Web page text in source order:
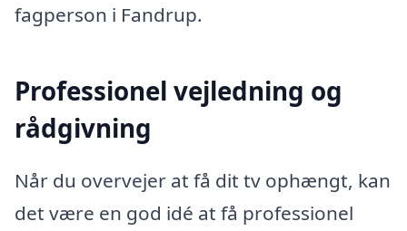
fagperson i Fandrup.
Professionel vejledning og
rådgivning
Når du overvejer at få dit tv ophængt, kan
det være en god idé at få professionel